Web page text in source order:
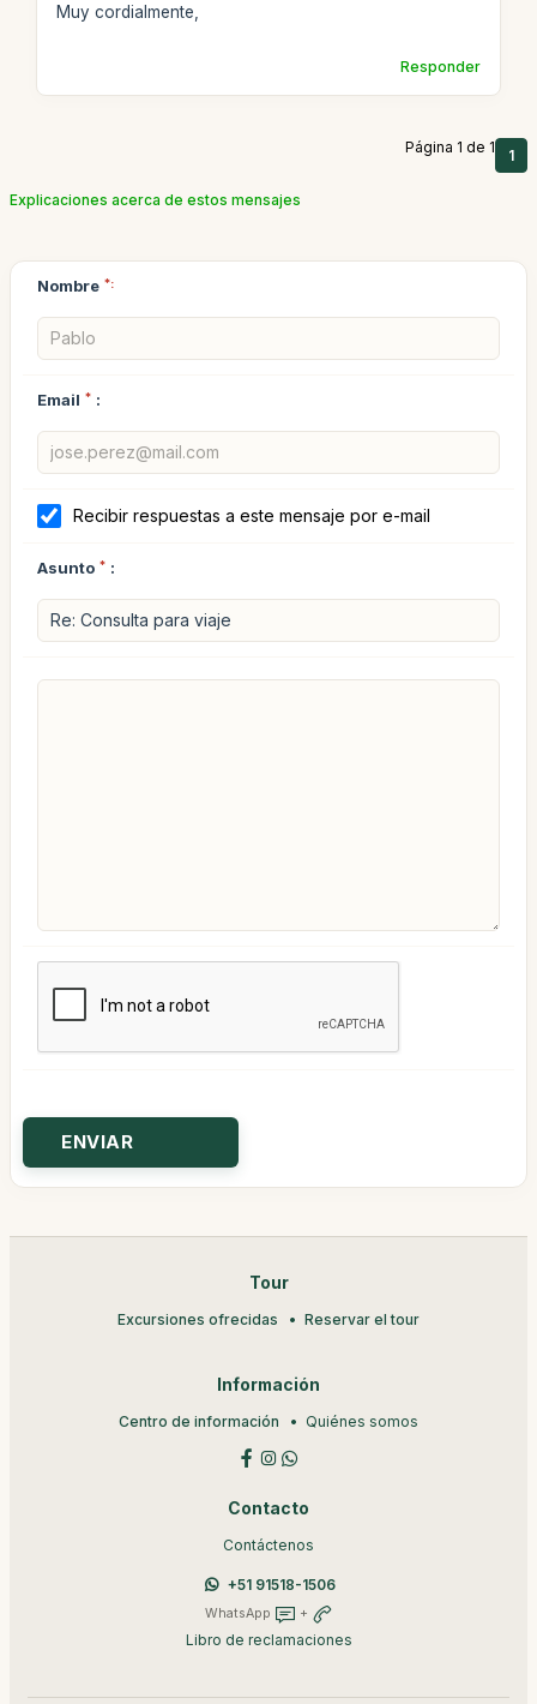
Muy cordialmente,
Responder
Página 1 de 1 1
Explicaciones acerca de estos mensajes
Nombre *:
Email * :
Recibir respuestas a este mensaje por e-mail
Asunto * :
Tour
Excursiones ofrecidas Reservar el tour
Información
Centro de información Quiénes somos
Contacto
Contáctenos
+51 91518-1506
WhatsApp +
Libro de reclamaciones